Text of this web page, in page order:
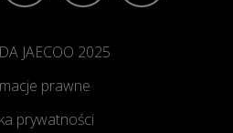
JAECOO 2025
prawne
prywatności